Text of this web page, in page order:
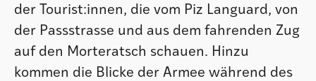
der Tourist:innen, die vom Piz Languard, von
der Passstrasse und aus dem fahrenden Zug
auf den Morteratsch schauen. Hinzu
kommen die Blicke der Armee während des